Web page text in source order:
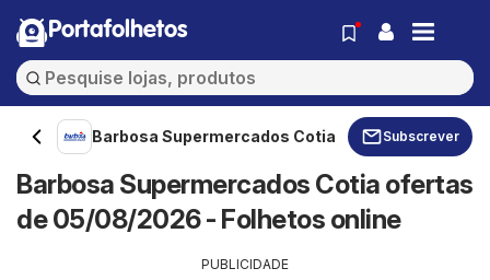
Portafolhetos
Barbosa Supermercados Cotia Subscrever
Barbosa Supermercados Cotia ofertas
de 05/08/2026 - Folhetos online
PUBLICIDADE